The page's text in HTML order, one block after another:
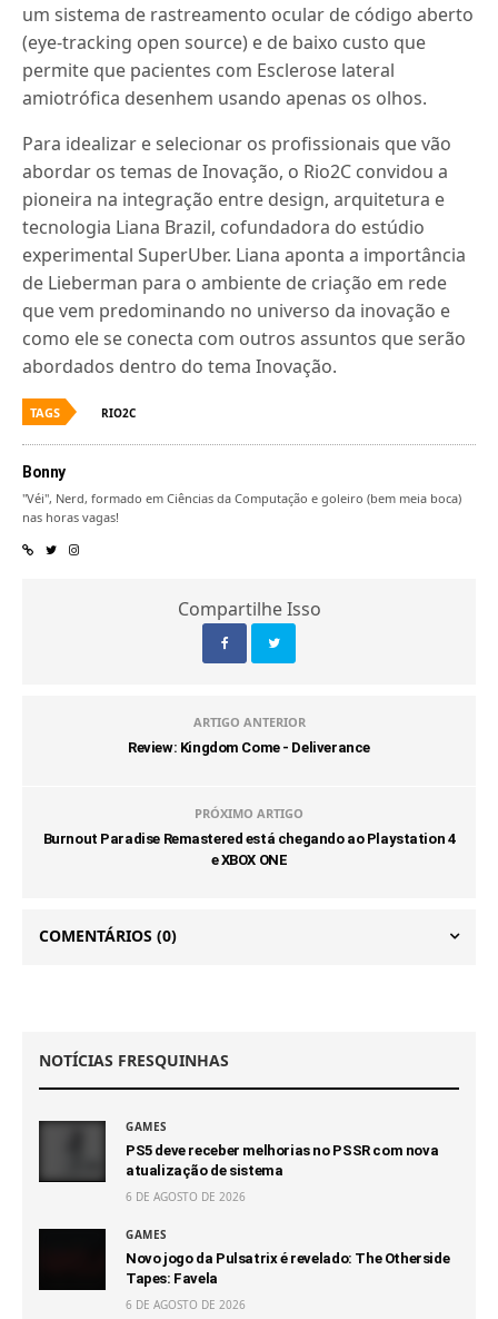
um sistema de rastreamento ocular de código aberto
(eye-tracking open source) e de baixo custo que
permite que pacientes com Esclerose lateral
amiotrófica desenhem usando apenas os olhos.
Para idealizar e selecionar os profissionais que vão
abordar os temas de Inovação, o Rio2C convidou a
pioneira na integração entre design, arquitetura e
tecnologia Liana Brazil, cofundadora do estúdio
experimental SuperUber. Liana aponta a importância
de Lieberman para o ambiente de criação em rede
que vem predominando no universo da inovação e
como ele se conecta com outros assuntos que serão
abordados dentro do tema Inovação.
TAGS RIO2C
Bonny
"Véi", Nerd, formado em Ciências da Computação e goleiro (bem meia boca)
nas horas vagas!
Compartilhe Isso
ARTIGO ANTERIOR
Review: Kingdom Come - Deliverance
PRÓXIMO ARTIGO
Burnout Paradise Remastered está chegando ao Playstation 4
e XBOX ONE
COMENTÁRIOS (0)
NOTÍCIAS FRESQUINHAS
GAMES
PS5 deve receber melhorias no PSSR com nova
atualização de sistema
6 DE AGOSTO DE 2026
GAMES
Novo jogo da Pulsatrix é revelado: The Otherside
Tapes: Favela
6 DE AGOSTO DE 2026